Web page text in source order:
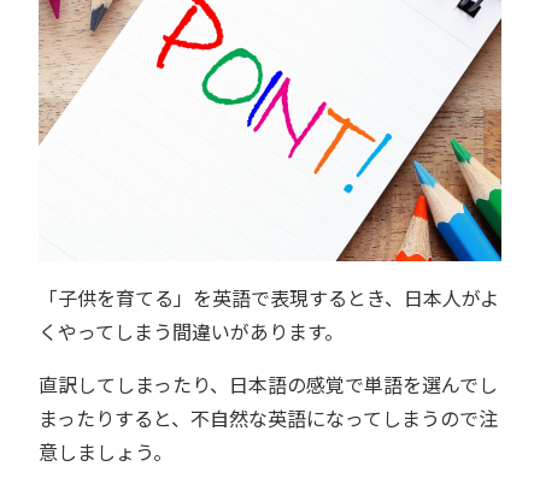
「子供を育てる」を英語で表現するとき、日本人がよ
くやってしまう間違いがあります。
直訳してしまったり、日本語の感覚で単語を選んでし
まったりすると、不自然な英語になってしまうので注
意しましょう。